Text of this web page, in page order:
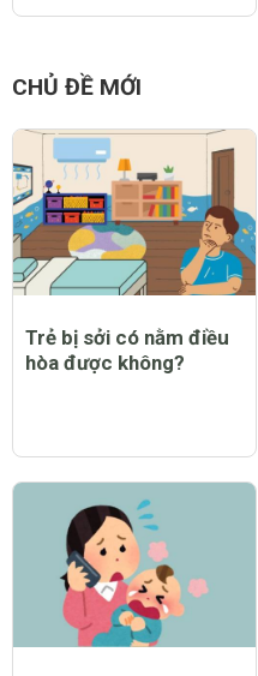
CHỦ ĐỀ MỚI
Trẻ bị sởi có nằm điều
hòa được không?